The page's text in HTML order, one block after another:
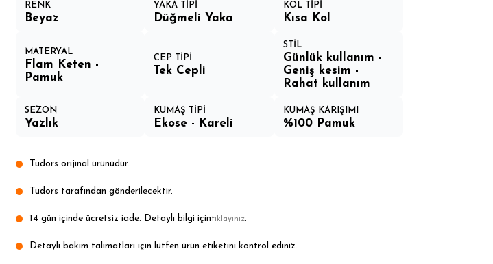
RENK
Beyaz
YAKA TİPİ
Düğmeli Yaka
KOL TİPİ
Kısa Kol
MATERYAL
Flam Keten -
Pamuk
CEP TİPİ
Tek Cepli
STİL
Günlük kullanım -
Geniş kesim -
Rahat kullanım
SEZON
Yazlık
KUMAŞ TİPİ
Ekose - Kareli
KUMAŞ KARIŞIMI
%100 Pamuk
Tudors orijinal ürünüdür.
Tudors tarafından gönderilecektir.
14 gün içinde ücretsiz iade. Detaylı bilgi içintıklayınız.
Detaylı bakım talimatları için lütfen ürün etiketini kontrol ediniz.